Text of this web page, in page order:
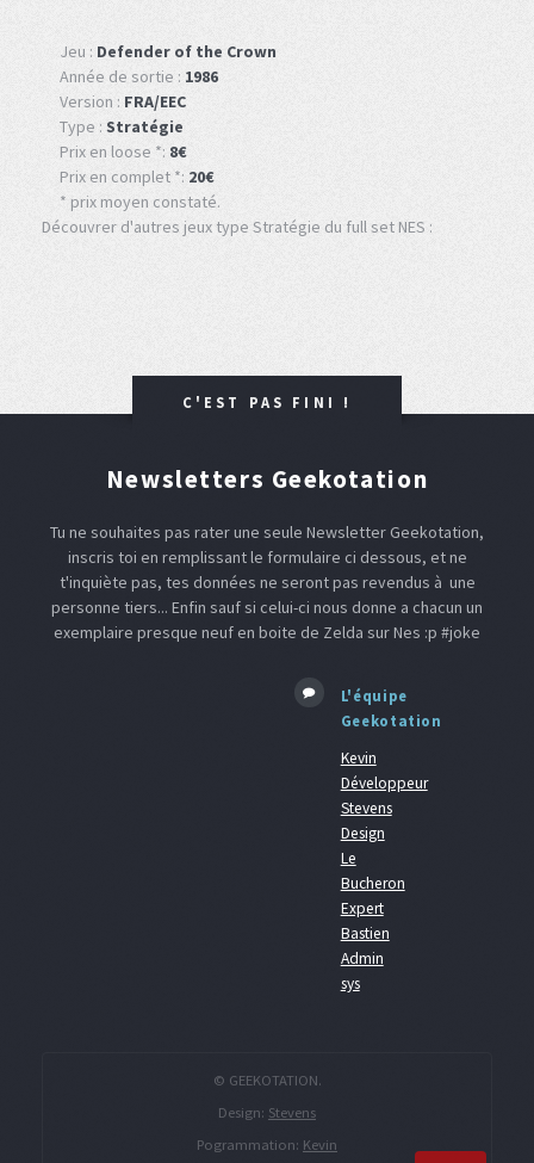
Jeu : Defender of the Crown
Année de sortie : 1986
Version : FRA/EEC
Type : Stratégie
Prix en loose *: 8€
Prix en complet *: 20€
* prix moyen constaté.
Découvrer d'autres jeux type Stratégie du full set NES :
C'EST PAS FINI !
Newsletters Geekotation
Tu ne souhaites pas rater une seule Newsletter Geekotation,
inscris toi en remplissant le formulaire ci dessous, et ne
t'inquiète pas, tes données ne seront pas revendus à une
personne tiers... Enfin sauf si celui-ci nous donne a chacun un
exemplaire presque neuf en boite de Zelda sur Nes :p #joke
L'équipe
Geekotation
Kevin
Développeur
Stevens
Design
Le
Bucheron
Expert
Bastien
Admin
sys
© GEEKOTATION.
Design: Stevens
Pogrammation: Kevin